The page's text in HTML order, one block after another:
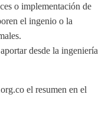
o implementación de
el ingenio o la
desde la ingeniería
el resumen en el